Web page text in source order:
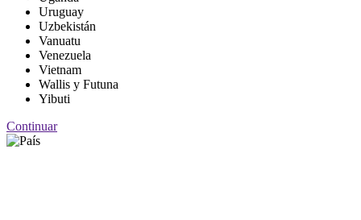
Uruguay
Uzbekistán
Vanuatu
Venezuela
Vietnam
Wallis y Futuna
Yibuti
Continuar